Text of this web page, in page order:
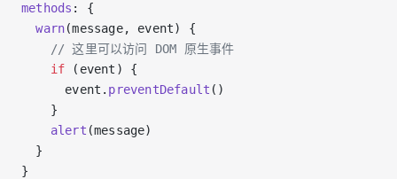
methods : {
  warn
(message, event) {
    // 这里可以访问 DOM 原生事件
    if
(event) {
      event.
preventDefault ()
    }
    alert
(message)
  }
}